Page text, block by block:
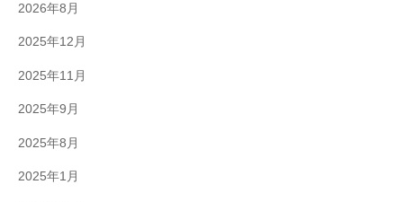
2026年8月
2025年12月
2025年11月
2025年9月
2025年8月
2025年1月